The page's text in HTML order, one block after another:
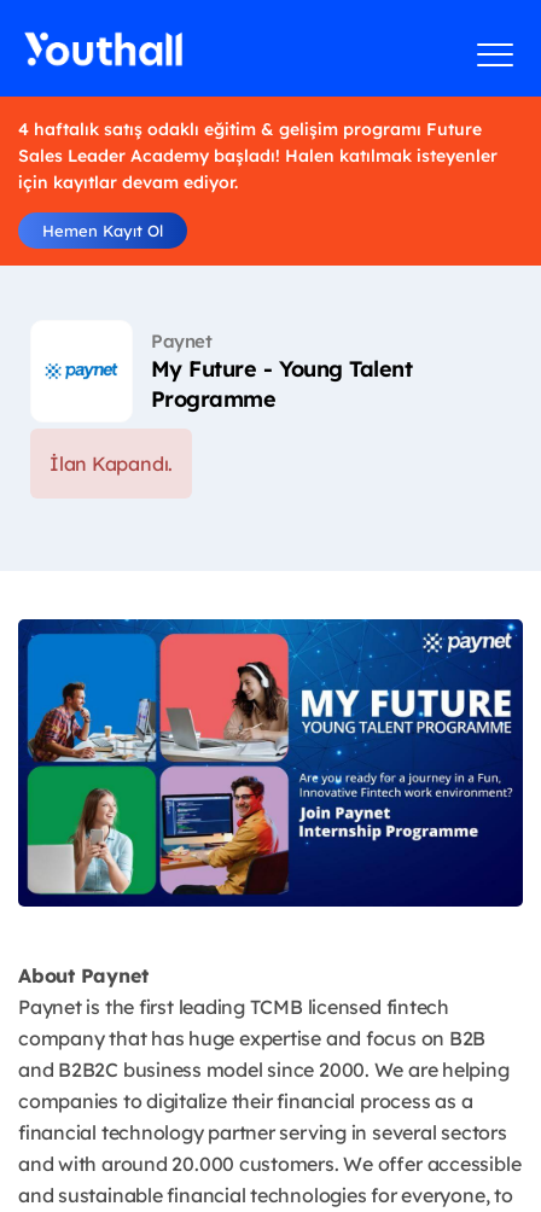
4 haftalık satış odaklı eğitim & gelişim programı Future
Sales Leader Academy başladı! Halen katılmak isteyenler
için kayıtlar devam ediyor.
Hemen Kayıt Ol
Paynet
My Future - Young Talent
Programme
İlan Kapandı.
About Paynet
Paynet is the first leading TCMB licensed fintech
company that has huge expertise and focus on B2B
and B2B2C business model since 2000. We are helping
companies to digitalize their financial process as a
financial technology partner serving in several sectors
and with around 20.000 customers. We offer accessible
and sustainable financial technologies for everyone, to